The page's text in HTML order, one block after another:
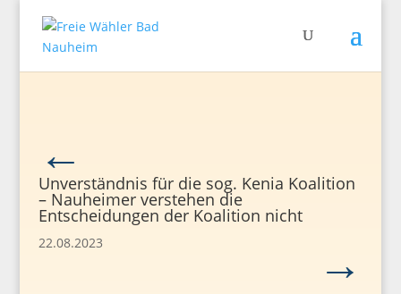
←
Unverständnis für die sog. Kenia Koalition
– Nauheimer verstehen die
Entscheidungen der Koalition nicht
22.08.2023 →